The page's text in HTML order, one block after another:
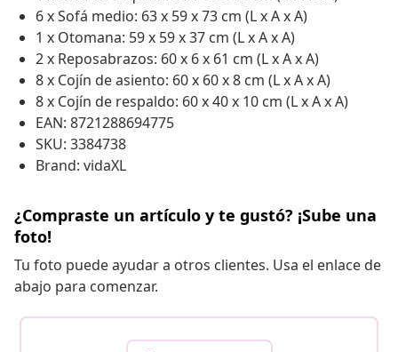
6 x Sofá medio: 63 x 59 x 73 cm (L x A x A)
1 x Otomana: 59 x 59 x 37 cm (L x A x A)
2 x Reposabrazos: 60 x 6 x 61 cm (L x A x A)
8 x Cojín de asiento: 60 x 60 x 8 cm (L x A x A)
8 x Cojín de respaldo: 60 x 40 x 10 cm (L x A x A)
EAN: 8721288694775
SKU: 3384738
Brand: vidaXL
¿Compraste un artículo y te gustó? ¡Sube una
foto!
Tu foto puede ayudar a otros clientes. Usa el enlace de
abajo para comenzar.